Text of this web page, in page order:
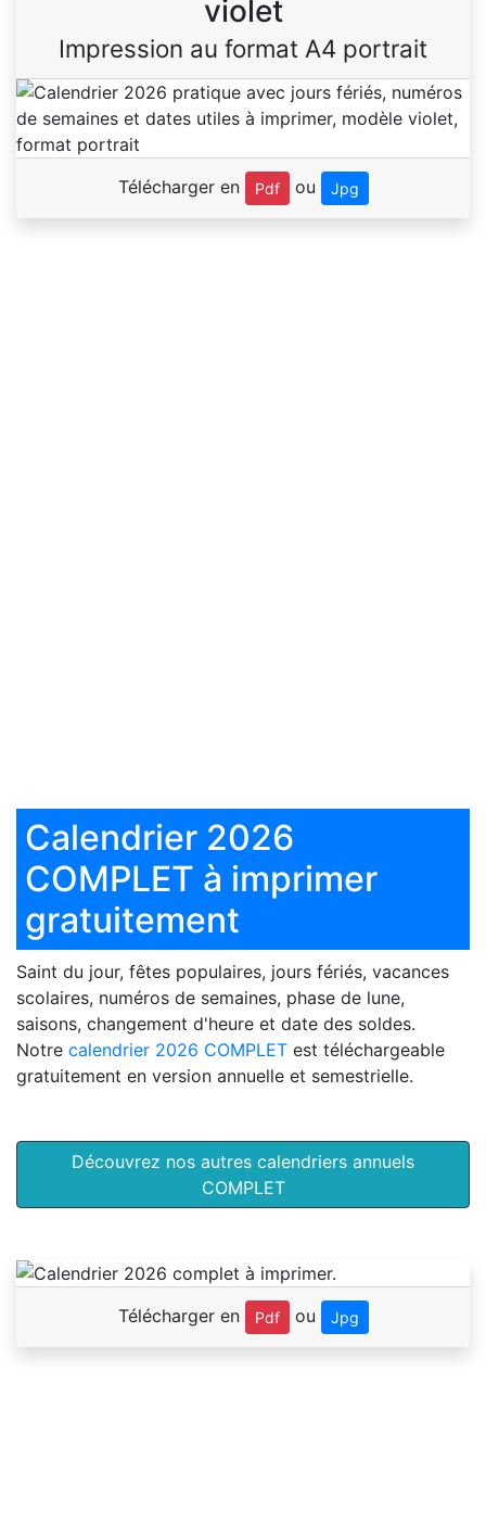
violet
Impression au format A4 portrait
Télécharger en Pdf ou Jpg
Calendrier 2026
COMPLET à imprimer
gratuitement
Saint du jour, fêtes populaires, jours fériés, vacances
scolaires, numéros de semaines, phase de lune,
saisons, changement d'heure et date des soldes.
Notre calendrier 2026 COMPLET est téléchargeable
gratuitement en version annuelle et semestrielle.
Découvrez nos autres calendriers annuels
COMPLET
Télécharger en Pdf ou Jpg